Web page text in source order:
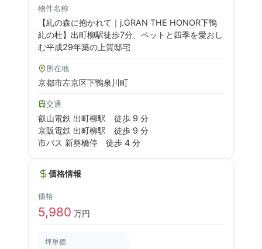
物件名称
【糺の森に抱かれて｜j.GRAN THE HONOR下鴨
糺の杜】出町柳駅徒歩7分、ペットと四季を愛おし
む平成29年築の上質邸宅
所在地
京都市左京区下鴨泉川町
交通
叡山電鉄 出町柳駅 徒歩 9 分
京阪電鉄 出町柳駅 徒歩 9 分
市バス 新葵橋停 徒歩 4 分
価格情報
価格
5,980 万円
坪単価